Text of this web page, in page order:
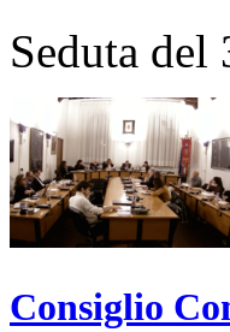
Seduta del
Consiglio